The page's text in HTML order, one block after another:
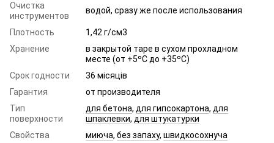
Очистка
инструментов
водой, сразу же после использования
Плотность
1,42 г/см3
Хранение
в закрытой таре в сухом прохладном
месте (от +5ºC до +35ºC)
Срок годности
36 місяців
Гарантия
от производителя
Тип
поверхности
для бетона, для гипсокартона, для
шпаклевки, для штукатурки
Свойства
миюча, без запаху, швидкосохнуча